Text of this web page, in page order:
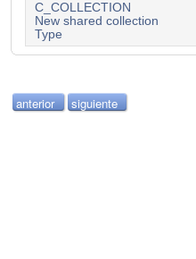
C_COLLECTION
New shared collection
Type
anterior siguiente